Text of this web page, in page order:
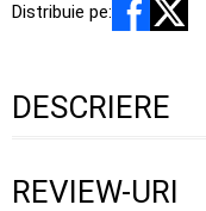
Distribuie pe:
DESCRIERE
REVIEW-URI